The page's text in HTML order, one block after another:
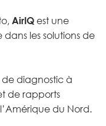
AirIQ est une
les solutions de
de diagnostic à
de rapports
du Nord.